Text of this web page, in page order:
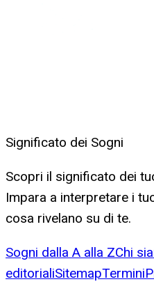
Significato dei Sogni
Scopri il significato dei
Impara a interpretare i
cosa rivelano su di te.
Sogni dalla A alla ZChi
editorialiSitemapTermini